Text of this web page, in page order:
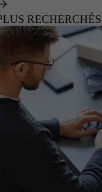
RECHERCHÉS